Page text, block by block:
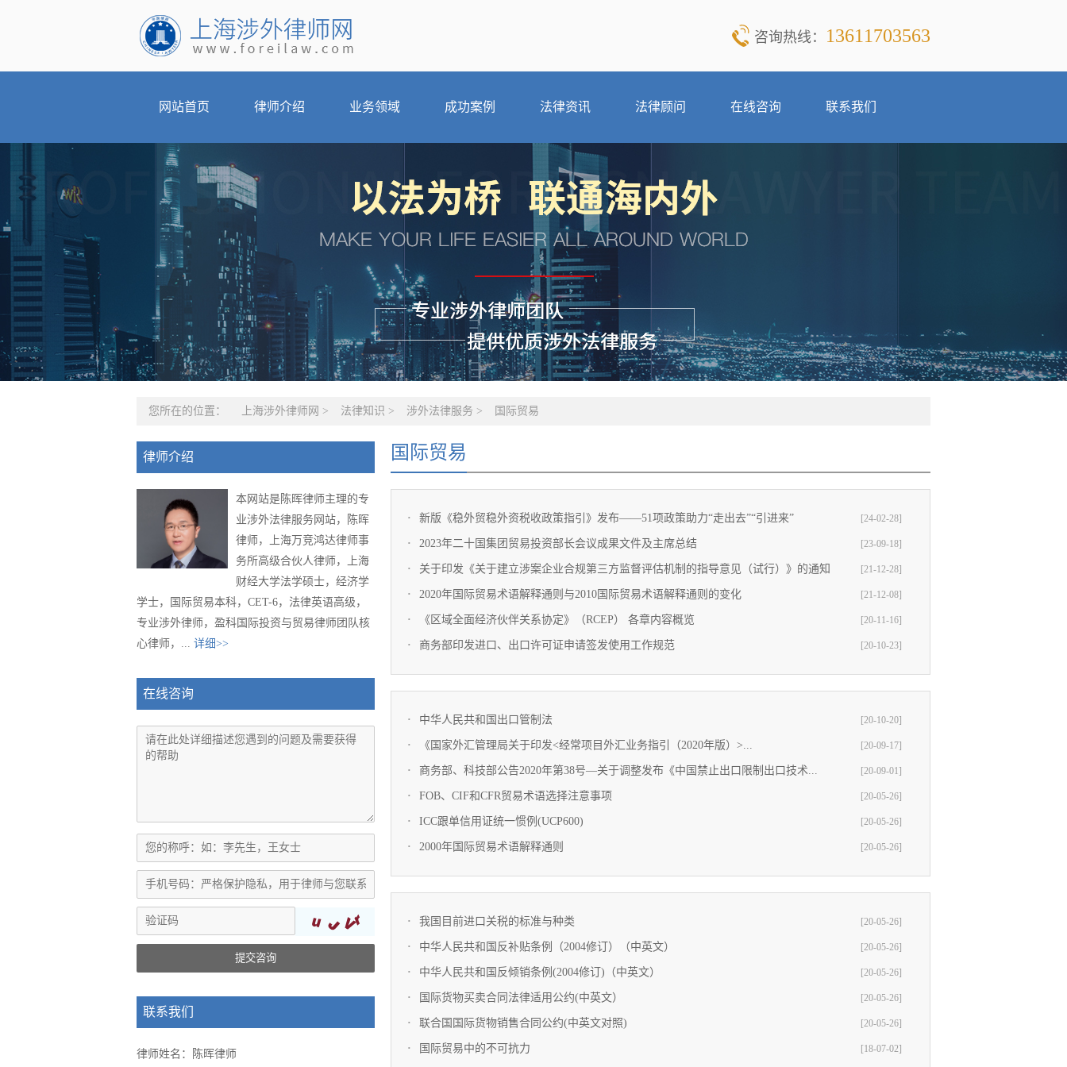
咨询热线： 13611703563
网站首页 律师介绍 业务领域 成功案例 法律资讯 法律顾问 在线咨询 联系我们
您所在的位置： 上海涉外律师网 > 法律知识 > 涉外法律服务 > 国际贸易
律师介绍
本网站是陈晖律师主理的专
业涉外法律服务网站，陈晖
律师，上海万竞鸿达律师事
务所高级合伙人律师，上海
财经大学法学硕士，经济学
学士，国际贸易本科，CET-6，法律英语高级，
专业涉外律师，盈科国际投资与贸易律师团队核
心律师，... 详细>>
在线咨询
提交咨询
联系我们
律师姓名：陈晖律师
国际贸易
新版《稳外贸稳外资税收政策指引》发布——51项政策助力“走出去”“引进来” [24-02-28]
2023年二十国集团贸易投资部长会议成果文件及主席总结 [23-09-18]
关于印发《关于建立涉案企业合规第三方监督评估机制的指导意见（试行）》的通知 [21-12-28]
2020年国际贸易术语解释通则与2010国际贸易术语解释通则的变化 [21-12-08]
《区域全面经济伙伴关系协定》（RCEP） 各章内容概览 [20-11-16]
商务部印发进口、出口许可证申请签发使用工作规范 [20-10-23]
中华人民共和国出口管制法 [20-10-20]
《国家外汇管理局关于印发<经常项目外汇业务指引（2020年版）>... [20-09-17]
商务部、科技部公告2020年第38号—关于调整发布《中国禁止出口限制出口技术... [20-09-01]
FOB、CIF和CFR贸易术语选择注意事项 [20-05-26]
ICC跟单信用证统一惯例(UCP600) [20-05-26]
2000年国际贸易术语解释通则 [20-05-26]
我国目前进口关税的标准与种类 [20-05-26]
中华人民共和国反补贴条例（2004修订）（中英文） [20-05-26]
中华人民共和国反倾销条例(2004修订)（中英文） [20-05-26]
国际货物买卖合同法律适用公约(中英文） [20-05-26]
联合国国际货物销售合同公约(中英文对照) [20-05-26]
国际贸易中的不可抗力 [18-07-02]